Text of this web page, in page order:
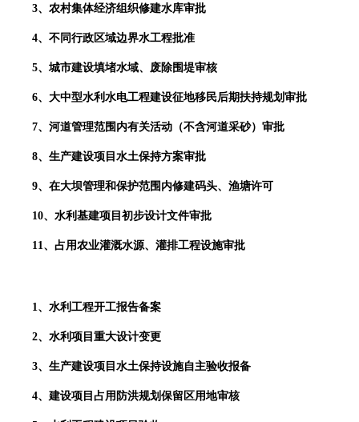
3、农村集体经济组织修建水库审批
4、不同行政区域边界水工程批准
5、城市建设填堵水域、废除围堤审核
6、大中型水利水电工程建设征地移民后期扶持规划审批
7、河道管理范围内有关活动（不含河道采砂）审批
8、生产建设项目水土保持方案审批
9、在大坝管理和保护范围内修建码头、渔塘许可
10、水利基建项目初步设计文件审批
11、占用农业灌溉水源、灌排工程设施审批
1、水利工程开工报告备案
2、水利项目重大设计变更
3、生产建设项目水土保持设施自主验收报备
4、建设项目占用防洪规划保留区用地审核